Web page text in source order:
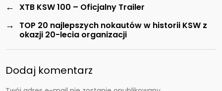
← XTB KSW 100 – Oficjalny Trailer
→
TOP 20 najlepszych nokautów w historii KSW z
okazji 20-lecia organizacji
Dodaj komentarz